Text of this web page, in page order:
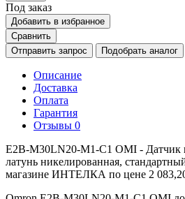
Под заказ
Добавить в избранное
Сравнить
Отправить запрос
Подобрать аналог
Описание
Доставка
Оплата
Гарантия
Отзывы 0
E2B-M30LN20-M1-C1 OMI - Датчик
латунь никелированная,
магазине ИНТЕЛКА по цене 2